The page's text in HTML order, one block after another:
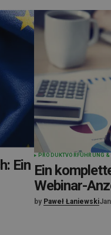
Ein
PRODUKTVORFÜHRUNG
Ein
Webinar-
by Paweł Łaniewski